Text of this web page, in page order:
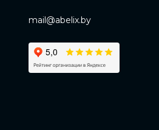
mail@abelix.by